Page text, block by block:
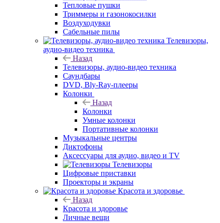
Тепловые пушки
Триммеры и газонокосилки
Воздуходувки
Сабельные пилы
Телевизоры,
аудио-видео техника
Назад
Телевизоры, аудио-видео техника
Саундбары
DVD, Bly-Ray-плееры
Колонки
Назад
Колонки
Умные колонки
Портативные колонки
Музыкальные центры
Диктофоны
Аксессуары для аудио, видео и TV
Телевизоры
Цифровые приставки
Проекторы и экраны
Красота и здоровье
Назад
Красота и здоровье
Личные вещи